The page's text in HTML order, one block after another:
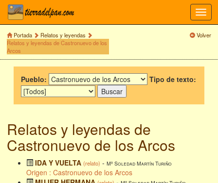
Portada
Relatos y leyendas
Relatos y leyendas de Castronuevo de los
Arcos
Volver
Pueblo: Tipo de texto:
Relatos y leyendas de
Castronuevo de los Arcos
IDA Y VUELTA (relato) - Mª Soledad Martín Turiño
Origen : Castronuevo de los Arcos